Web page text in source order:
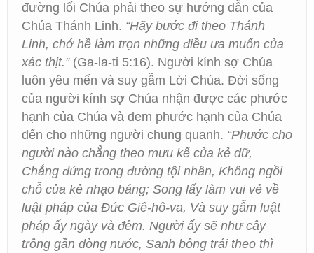
đường lối Chúa phải theo sự hướng dẫn của
Chúa Thánh Linh. “Hãy bước đi theo Thánh
Linh, chớ hề làm trọn những điều ưa muốn của
xác thịt.”(Ga-la-ti 5:16). Người kính sợ Chúa
luôn yêu mến và suy gẫm Lời Chúa. Đời sống
của người kính sợ Chúa nhận được các phước
hạnh của Chúa và đem phước hạnh của Chúa
đến cho những người chung quanh. “Phước cho
người nào chẳng theo mưu kế của kẻ dữ,
Chẳng đứng trong đường tội nhân, Không ngồi
chỗ của kẻ nhạo báng; Song lấy làm vui vẻ về
luật pháp của Đức Giê-hô-va, Và suy gẫm luật
pháp ấy ngày và đêm. Người ấy sẽ như cây
trồng gần dòng nước, Sanh bông trái theo thì